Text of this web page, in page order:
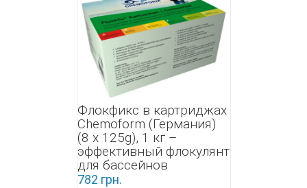
Флокфикс в картриджах
Chemoform (Германия)
(8 x 125g), 1 кг –
эффективный флокулянт
для бассейнов
782 грн.